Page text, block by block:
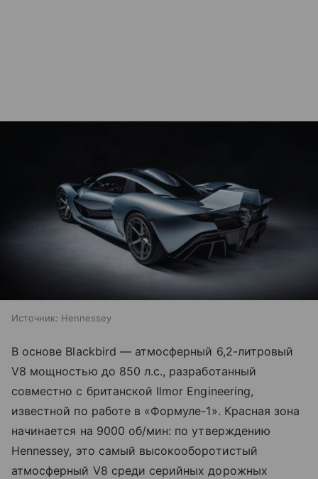
Источник: Hennessey
В основе Blackbird — атмосферный 6,2-литровый
V8 мощностью до 850 л.с., разработанный
совместно с британской Ilmor Engineering,
известной по работе в «Формуле-1». Красная зона
начинается на 9000 об/мин: по утверждению
Hennessey, это самый высокооборотистый
атмосферный V8 среди серийных дорожных